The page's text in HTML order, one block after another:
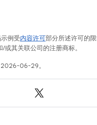
例受内容许可部分所述许可的
其关联公司的注册商标。
06-29。